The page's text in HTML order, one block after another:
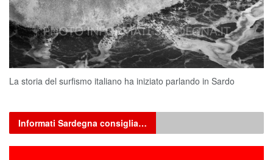
La storia del surfismo italiano ha iniziato parlando in Sardo
Informati Sardegna consiglia…